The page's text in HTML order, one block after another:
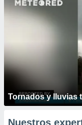
Tornados y lluvias
Nuestros